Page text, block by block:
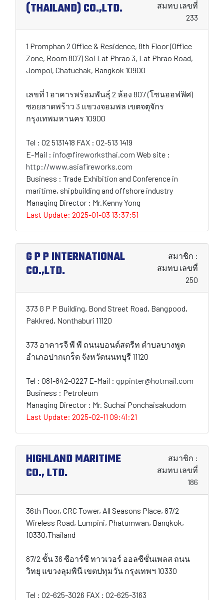
(THAILAND) CO.,LTD.
สมทบ เลขที่
233
1 Promphan 2 Office & Residence, 8th Floor (Office
Zone, Room 807) Soi Lat Phrao 3, Lat Phrao Road,
Jompol, Chatuchak, Bangkok 10900
เลขที่ 1 อาคารพร้อมพันธ์ุ 2 ห้อง 807 (โซนออฟฟิศ)
ซอยลาดพร้าว 3 แขวงจอมพล เขตจตุจักร
กรุงเทพมหานคร 10900
Tel : 02 5131418 FAX : 02-513 1419
E-Mail : info@fireworksthai.com Web site :
http://www.asiafireworks.com
Business : Trade Exhibition and Conference in
maritime, shipbuilding and offshore industry
Managing Director : Mr.Kenny Yong
Last Update: 2025-01-03 13:37:51
G P P INTERNATIONAL
CO.,LTD.
สมาชิก :
สมทบ เลขที่
250
373 G P P Building, Bond Street Road, Bangpood,
Pakkred, Nonthaburi 11120
373 อาคารจี พี พี ถนนบอนด์สตรีท ตำบลบางพูด
อำเภอปากเกร็ด จังหวัดนนทบุรี 11120
Tel : 081-842-0227 E-Mail : gppinter@hotmail.com
Business : Petroleum
Managing Director : Mr. Suchai Ponchaisakudom
Last Update: 2025-02-11 09:41:21
HIGHLAND MARITIME
CO., LTD.
สมาชิก :
สมทบ เลขที่
186
36th Floor, CRC Tower, All Seasons Place, 87/2
Wireless Road, Lumpini, Phatumwan, Bangkok,
10330,Thailand
87/2 ชั้น 36 ซีอาร์ซี ทาวเวอร์ ออลซีซั่นเพลส ถนน
วิทยุ แขวงลุมพินี เขตปทุมวัน กรุงเทพฯ 10330
Tel : 02-625-3026 FAX : 02-625-3163